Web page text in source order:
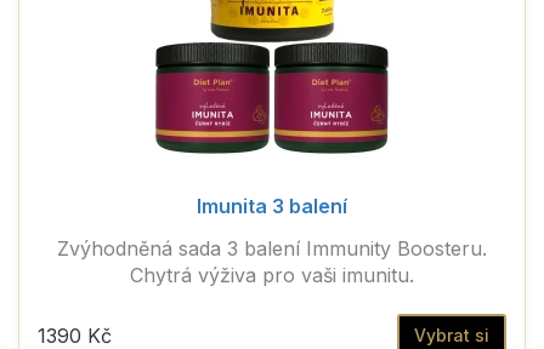
Imunita 3 balení
Zvýhodněná sada 3 balení Immunity Boosteru.
Chytrá výživa pro vaši imunitu.
Vybrat si
1390 Kč